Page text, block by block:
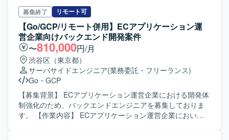
ロジェクト管理や委託先パートナー管理も含めた推進業務
も担当いただきます。 【求める人物像】 AWSやMicrosoftな
どのクラウド経験を活かし、早期にキャッチアップいただ
ける方が望ましいです。
募集終了 リモート可
【Go/GCP/リモート併用】ECアプリケーション運
営企業向けバックエンド開発案件
〜810,000円/月
渋谷区（東京都）
サーバサイドエンジニア(業務委託・フリーランス)
Go ・ GCP
【募集背景】 ECアプリケーション運営企業における開発体
制強化のため、バックエンドエンジニアを募集しておりま
す。 【作業内容】 ECアプリケーション運営企業において